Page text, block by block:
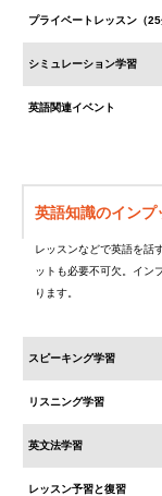
プライベートレッスン（25
シミュレーション学習
英語関連イベント
英語知識のインプ
レッスンなどで英語を話
ットも必要不可欠。イン
ります。
スピーキング学習
リスニング学習
英文法学習
レッスン予習と復習